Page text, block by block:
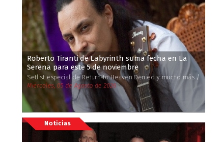
Roberto Tiranti de Labyrinth suma fecha en La
Serena para este 5 de noviembre
Setlist especial de Return to Heaven Denied y mucho más /
Miércoles, 05 de Agosto de 2026
Noticias